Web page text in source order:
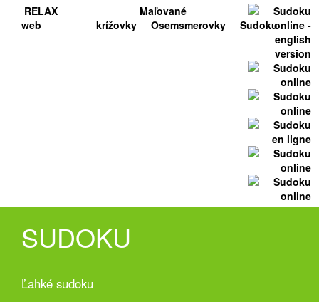
RELAX
web
Maľované
krížovky
Osemsmerovky Sudoku
SUDOKU
Ľahké sudoku